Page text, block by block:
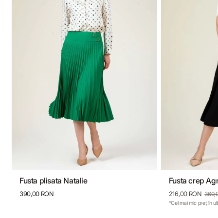
36 38 40
Fusta plisata Natalie
390,00 RON
36 38
Fusta crep
216,00 RON
*Cel mai mic preț în